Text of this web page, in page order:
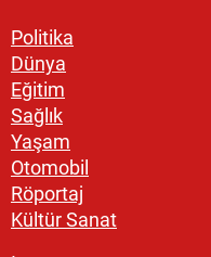
Politika
Dünya
Eğitim
Sağlık
Yaşam
Otomobil
Röportaj
Kültür Sanat